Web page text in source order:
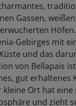
Gassen,
Gebirges mit
und das
von Bellapais
gut erhaltenes
kleine Ort hat
und zieht